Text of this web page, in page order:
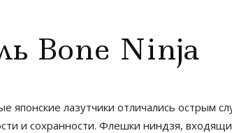
Bone Ninja
японские лазутчики отличались острым
и сохранности. Флешки ниндзя,